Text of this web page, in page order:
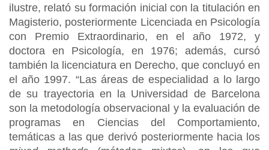
ilustre, relató su formación inicial con la titulación en
Magisterio, posteriormente Licenciada en Psicología
con Premio Extraordinario, en el año 1972, y
doctora en Psicología, en 1976; además, cursó
también la licenciatura en Derecho, que concluyó en
el año 1997. “Las áreas de especialidad a lo largo
de su trayectoria en la Universidad de Barcelona
son la metodología observacional y la evaluación de
programas en Ciencias del Comportamiento,
temáticas a las que derivó posteriormente hacia los